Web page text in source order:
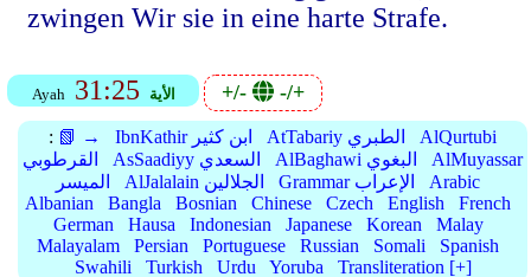
zwingen Wir sie in eine harte Strafe.
Ayah 31:25 الأية +/- -/+
: 📗 → IbnKathir ابن كثير AtTabariy الطبري
AlQurtubi
القرطوبي
AsSaadiyy السعدي AlBaghawi البغوي
AlMuyassar
الميسر
AlJalalain الجلالين Grammar الإعراب
Arabic
Albanian
Bangla Bosnian Chinese Czech English
French
German
Hausa Indonesian Japanese Korean
Malay
Malayalam
Persian Portuguese Russian Somali
Spanish
Swahili
Turkish Urdu Yoruba Transliteration [+]